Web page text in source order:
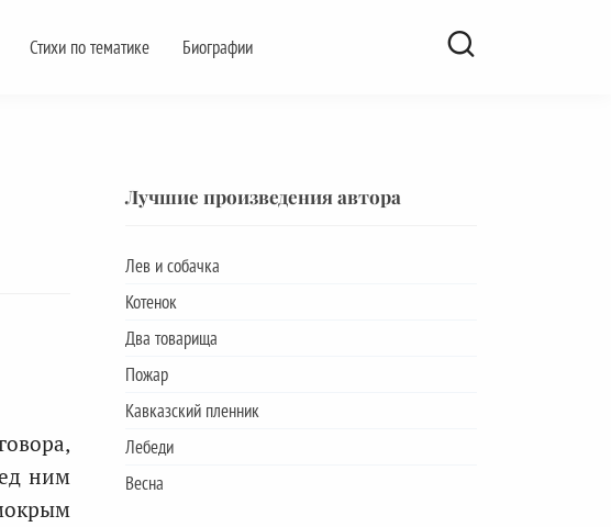
Стихи по тематике Биографии
ним
Лучшие произведения автора
Лев и собачка
Котенок
Два товарища
Пожар
Кавказский пленник
Лебеди
Весна